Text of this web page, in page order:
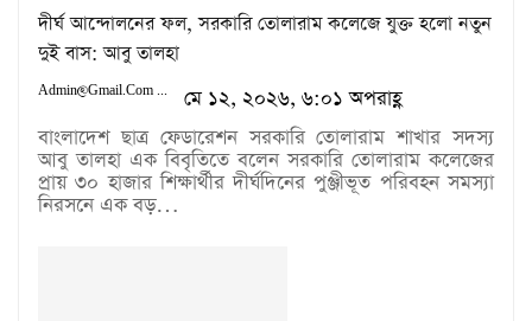
দীর্ঘ আন্দোলনের ফল, সরকারি তোলারাম কলেজে যুক্ত হলো নতুন
দুই বাস: আবু তালহা ‎ ‎
Admin@gmail.com
মে ১২, ২০২৬, ৬:০১ অপরাহ্ণ
‎বাংলাদেশ ছাত্র ফেডারেশন সরকারি তোলারাম শাখার সদস্য
আবু তালহা এক বিবৃতিতে বলেন‎ সরকারি তোলারাম কলেজের
প্রায় ৩০ হাজার শিক্ষার্থীর দীর্ঘদিনের পুঞ্জীভূত পরিবহন সমস্যা
নিরসনে এক বড়…